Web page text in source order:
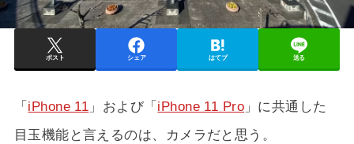
ポスト シェア はてブ 送る
「 iPhone 11 」および「 iPhone 11 Pro 」に共通した
目玉機能と言えるのは、カメラだと思う。